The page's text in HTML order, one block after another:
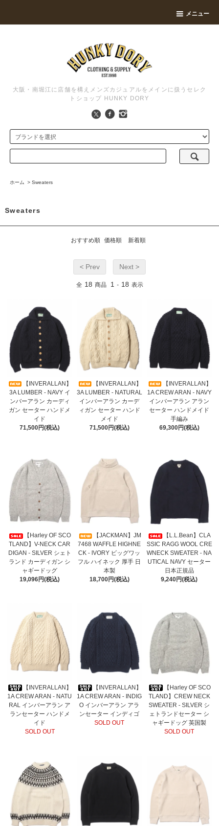
メニュー
大阪・南堀江に店舗を構えメンズカジュアルをメインに扱うセレク
トショップ HUNKY DORY
ホーム > Sweaters
Sweaters
おすすめ順 価格順 新着順
< Prev Next >
全 18 商品 1 - 18 表示
【INVERALLAN】
3A LUMBER - NAVY イ
ンバーアラン カーディ
ガン セーター ハンドメ
イド
71,500円(税込)
【INVERALLAN】
3A LUMBER - NATURAL
インバーアラン カーデ
ィガン セーター ハンド
メイド
71,500円(税込)
【INVERALLAN】
1A CREW ARAN - NAVY
インバーアラン アラン
セーター ハンドメイド
手編み
69,300円(税込)
【Harley OF SCO
TLAND】V-NECK CAR
DIGAN - SILVER シェト
ランド カーディガン シ
ャギードッグ
19,096円(税込)
【JACKMAN】JM
7468 WAFFLE HIGHNE
CK - IVORY ビッグワッ
フル ハイネック 厚手 日
本製
18,700円(税込)
【L.L.Bean】CLA
SSIC RAGG WOOL CRE
WNECK SWEATER - NA
UTICAL NAVY セーター
日本正規品
9,240円(税込)
【INVERALLAN】
1A CREW ARAN - NATU
RAL インバーアラン ア
ランセーター ハンドメ
イド
SOLD OUT
【INVERALLAN】
1A CREW ARAN - INDIG
O インバーアラン アラ
ンセーター インディゴ
SOLD OUT
【Harley OF SCO
TLAND】CREW NECK
SWEATER - SILVER シ
ェトランドセーター シ
ャギードッグ 英国製
SOLD OUT